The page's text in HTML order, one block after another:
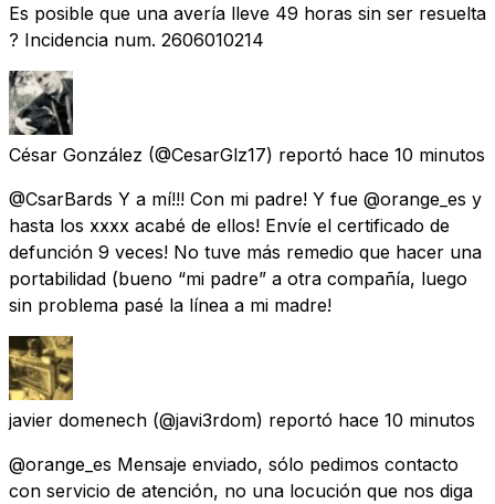
Es posible que una avería lleve 49 horas sin ser resuelta
? Incidencia num. 2606010214
César González (@CesarGlz17) reportó hace 10 minutos
@CsarBards Y a mí!!! Con mi padre! Y fue @orange_es y
hasta los xxxx acabé de ellos! Envíe el certificado de
defunción 9 veces! No tuve más remedio que hacer una
portabilidad (bueno “mi padre” a otra compañía, luego
sin problema pasé la línea a mi madre!
javier domenech (@javi3rdom) reportó hace 10 minutos
@orange_es Mensaje enviado, sólo pedimos contacto
con servicio de atención, no una locución que nos diga